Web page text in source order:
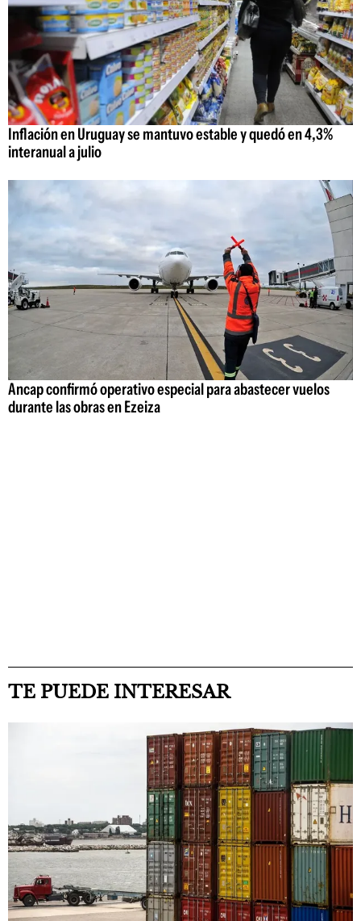
Inflación en Uruguay se mantuvo estable y quedó en 4,3%
interanual a julio
Ancap confirmó operativo especial para abastecer vuelos
durante las obras en Ezeiza
TE PUEDE INTERESAR